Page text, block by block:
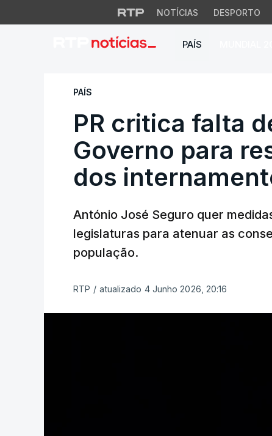
NOTÍCIAS DESPORTO
PAÍS
PR critica falta
PAÍS
PR critica falta
Governo para
dos
António José Seguro quer
legislaturas para atenuar as
população.
RTP / atualizado 4 Junho 2026, 20:16